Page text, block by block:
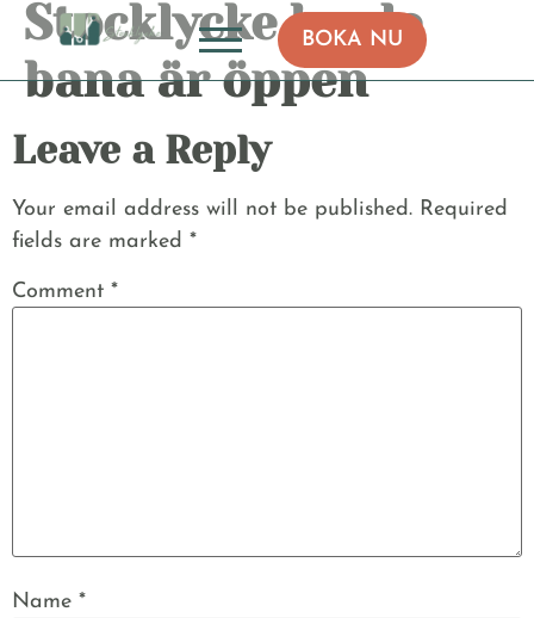
BOKA NU
Stocklycke boule
bana är öppen
Leave a Reply
Your email address will not be published. Required
fields are marked *
Comment *
Name *